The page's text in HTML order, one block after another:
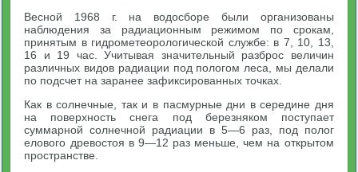
Весной 1968 г. на водосборе были организованы
наблюдения за радиационным режимом по срокам,
принятым в гидрометеорологической службе: в 7, 10, 13,
16 и 19 час. Учитывая значительный разброс величин
различных видов радиации под пологом леса, мы делали
по подсчет на заранее зафиксированных точках.
Как в солнечные, так и в пасмурные дни в середине дня
на поверхность снега под березняком поступает
суммарной солнечной радиации в 5—6 раз, под полог
елового древостоя в 9—12 раз меньше, чем на открытом
пространстве.